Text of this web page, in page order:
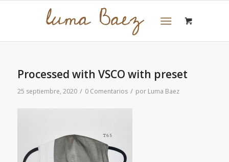
Processed with VSCO with preset
25 septiembre, 2020 / 0 Comentarios / por Luma Baez